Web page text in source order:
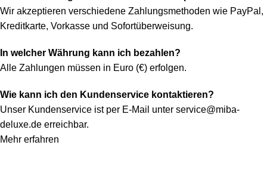
Wir akzeptieren verschiedene Zahlungsmethoden wie PayPal,
Kreditkarte, Vorkasse und Sofortüberweisung.
In welcher Währung kann ich bezahlen?
Alle Zahlungen müssen in Euro (€) erfolgen.
Wie kann ich den Kundenservice kontaktieren?
Unser Kundenservice ist per E-Mail unter service@miba-
deluxe.de erreichbar.
Mehr erfahren